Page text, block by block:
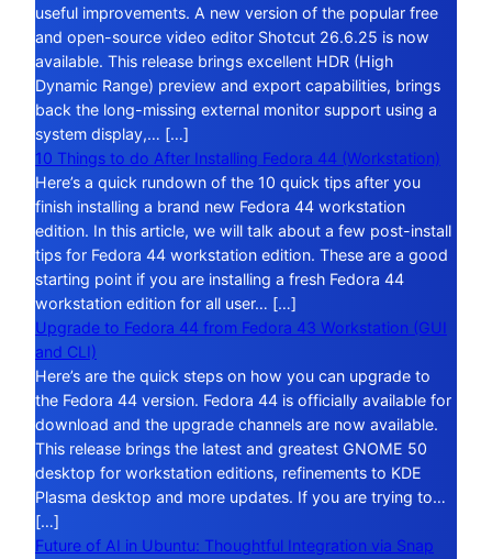
useful improvements. A new version of the popular free
and open-source video editor Shotcut 26.6.25 is now
available. This release brings excellent HDR (High
Dynamic Range) preview and export capabilities, brings
back the long-missing external monitor support using a
system display,… […]
10 Things to do After Installing Fedora 44 (Workstation)
Here’s a quick rundown of the 10 quick tips after you
finish installing a brand new Fedora 44 workstation
edition. In this article, we will talk about a few post-install
tips for Fedora 44 workstation edition. These are a good
starting point if you are installing a fresh Fedora 44
workstation edition for all user… […]
Upgrade to Fedora 44 from Fedora 43 Workstation (GUI
and CLI)
Here’s are the quick steps on how you can upgrade to
the Fedora 44 version. Fedora 44 is officially available for
download and the upgrade channels are now available.
This release brings the latest and greatest GNOME 50
desktop for workstation editions, refinements to KDE
Plasma desktop and more updates. If you are trying to…
[…]
Future of AI in Ubuntu: Thoughtful Integration via Snap